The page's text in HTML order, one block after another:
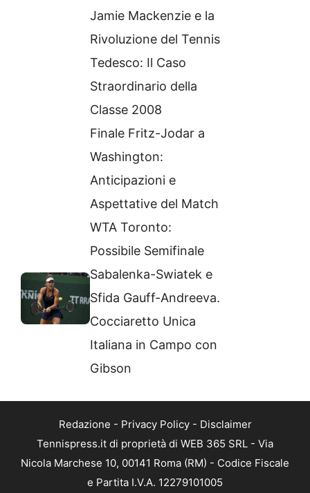
Jamie Mackenzie e la
Rivoluzione del Tennis
Tedesco: Il Caso
Straordinario della
Classe 2008
Finale Fritz-Jodar a
Washington:
Anticipazioni e
Aspettative del Match
WTA Toronto:
Possibile Semifinale
Sabalenka-Swiatek e
Sfida Gauff-Andreeva.
Cocciaretto Unica
Italiana in Campo con
Gibson
Redazione - Privacy Policy- Disclaimer
Tennispress.it di proprietà di WEB 365 SRL - Via
Nicola Marchese 10, 00141 Roma (RM) - Codice Fiscale
e Partita I.V.A. 12279101005